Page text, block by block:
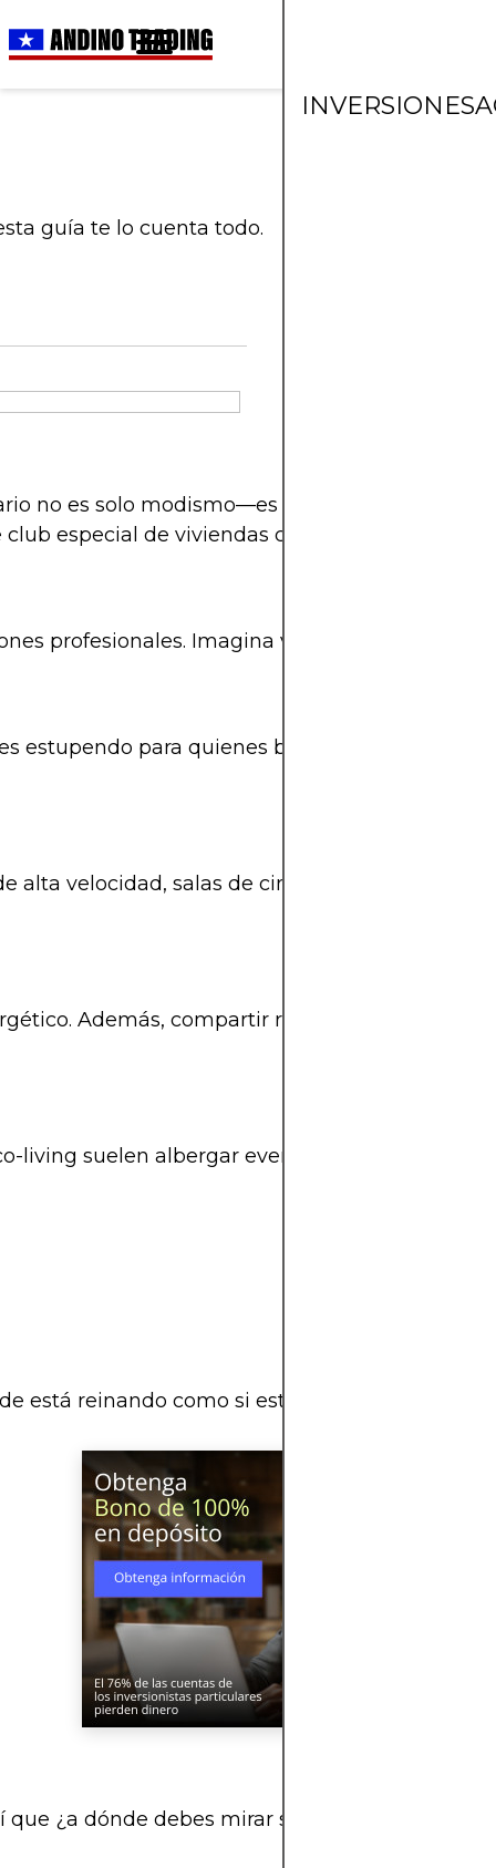
INVERSIONES
guía te lo cuenta todo.
no es solo modismo—es una revolución
especial de viviendas compartidas.
profesionales. Imagina vivir rodeado de
para quienes buscan flexibilidad
velocidad, salas de cine en casa, e
Además, compartir recursos y
living suelen albergar eventos de
está reinando como si estuviera escrito por
¿a dónde debes mirar si estás planeando